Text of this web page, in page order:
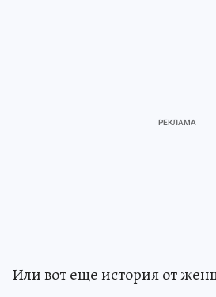
Или вот еще история от